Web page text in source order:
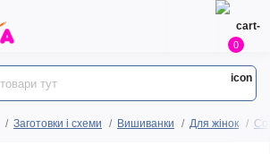
0
Заготовки і схеми Вишиванки Для жінок